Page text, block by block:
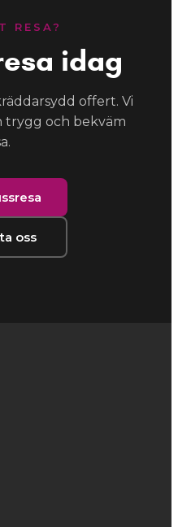
RESA?
idag
offert. Vi
trygg och bekväm
oss